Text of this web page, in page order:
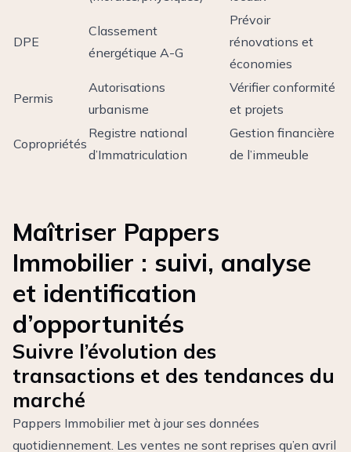
DPE
Classement
énergétique A-G
Prévoir
rénovations et
économies
Permis
Autorisations
urbanisme
Vérifier conformité
et projets
Copropriétés
Registre national
d’Immatriculation
Gestion financière
de l’immeuble
Maîtriser Pappers
Immobilier : suivi, analyse
et identification
d’opportunités
Suivre l’évolution des
transactions et des tendances du
marché
Pappers Immobilier met à jour ses données
quotidiennement. Les ventes ne sont reprises qu’en avril